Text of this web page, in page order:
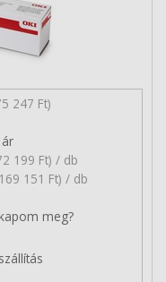
247 Ft)
199 Ft) / db
151 Ft) / db
meg?